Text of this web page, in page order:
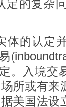
定的复杂
体的认定
。入境交
所或有来
美国法设